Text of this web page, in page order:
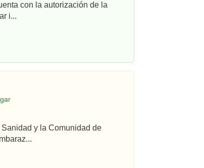
con la autorización de la
i...
y la Comunidad de